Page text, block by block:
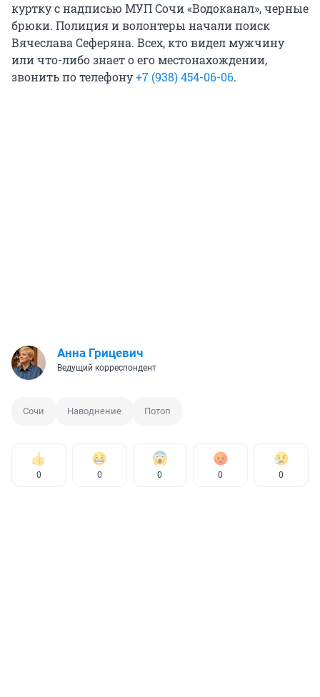
куртку с надписью МУП Сочи «Водоканал», черные
брюки. Полиция и волонтеры начали поиск
Вячеслава Сеферяна. Всех, кто видел мужчину
или что-либо знает о его местонахождении,
звонить по телефону+7 (938)454-06-06.
Анна Грицевич
Ведущий корреспондент
Сочи Наводнение Потоп
0 0 0 0 0